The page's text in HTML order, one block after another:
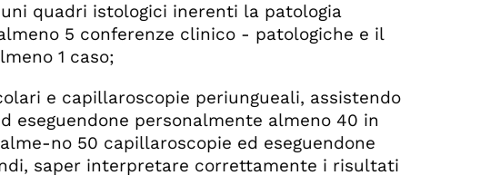
quadri istologici inerenti la patologia
5 conferenze clinico - patologiche e il
1 caso;
e capillaroscopie periungueali, assistendo
eseguendone personalmente almeno 40 in
no 50 capillaroscopie ed eseguendone
saper interpretare correttamente i risultati